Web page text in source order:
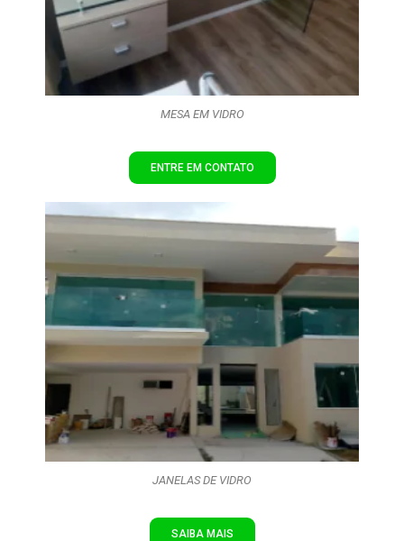
MESA EM VIDRO
ENTRE EM CONTATO
JANELAS DE VIDRO
SAIBA MAIS